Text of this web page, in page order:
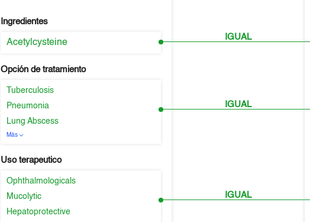
Ingredientes
Acetylcysteine
Opción de tratamiento
Tuberculosis
Pneumonia
Lung Abscess
Más
Uso terapeutico
Ophthalmologicals
Mucolytic
Hepatoprotective
IGUAL
IGUAL
IGUAL